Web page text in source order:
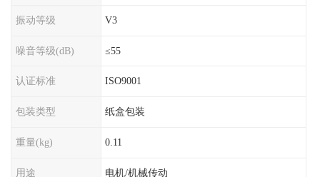
振动等级 V3
噪音等级(dB) ≤55
认证标准 ISO9001
包装类型 纸盒包装
重量(kg) 0.11
用途 电机/机械传动